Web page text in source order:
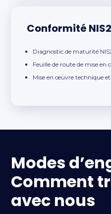
Conformité NIS2
Diagnostic de maturité
Feuille de route de mise en
Mise en œuvre technique
Modes
Comment
avec nous